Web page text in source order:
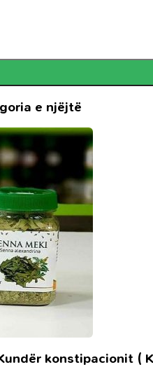
e njëjtë
konstipacionit (